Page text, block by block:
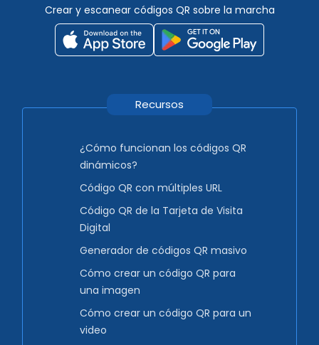
Crear y escanear códigos QR sobre la marcha
Recursos
¿Cómo funcionan los códigos QR
dinámicos?
Código QR con múltiples URL
Código QR de la Tarjeta de Visita
Digital
Generador de códigos QR masivo
Cómo crear un código QR para
una imagen
Cómo crear un código QR para un
video